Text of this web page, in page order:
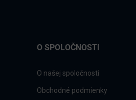
O SPOLOČNOSTI
O našej spoločnosti
Obchodné podmienky